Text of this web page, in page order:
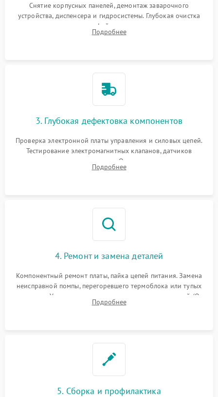
Снятие корпусных панелей, демонтаж заварочного
устройства, диспенсера и гидросистемы. Глубокая очистка
внутренних узлов от кофейных масел, жмыха и накипи.
Промывка дренажных каналов и фильтров с использованием
Подробнее
3. Глубокая дефектовка компонентов
Проверка электронной платы управления и силовых цепей.
Тестирование электромагнитных клапанов, датчиков
температуры и расходомера. Оценка степени износа
жерновов кофемолки, уплотнительных колец гидросистемы
Подробнее
4. Ремонт и замена деталей
Компонентный ремонт платы, пайка цепей питания. Замена
неисправной помпы, перегоревшего термоблока или тупых
жерновов. Установка новых силиконовых уплотнителей (O-
ring) и тефлоновых трубок для надежного устранения
Подробнее
5. Сборка и профилактика